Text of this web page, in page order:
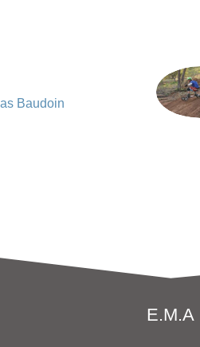
Baudoin
E.M.A